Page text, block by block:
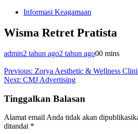
Informasi Keagamaan
Wisma Retret Pratista
admin2 tahun ago2 tahun ago00 mins
Navigasi
pos
Previous: Zorya Aesthetic & Wellness
Next: CMJ Advertising
Tinggalkan Balasan
Alamat email Anda tidak akan
ditandai *